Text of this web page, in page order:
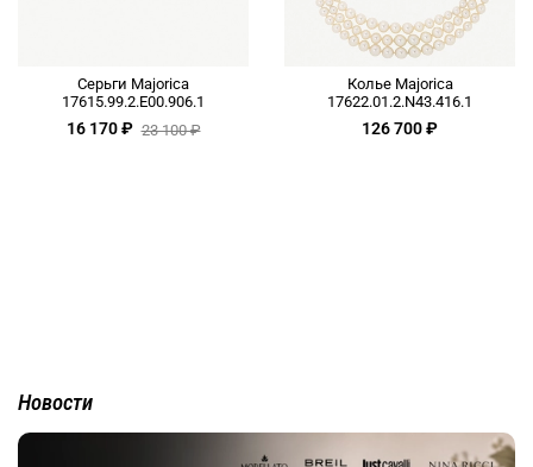
Серьги Majorica
17615.99.2.E00.906.1
16 170 ₽ 23 100 ₽
Колье Majorica
17622.01.2.N43.416.1
126 700 ₽
Новости